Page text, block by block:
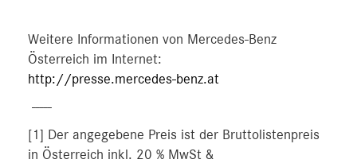
Weitere Informationen von Mercedes-Benz
Österreich im Internet:
http://presse.mercedes-benz.at
-----
[1] Der angegebene Preis ist der Bruttolistenpreis
in Österreich inkl. 20 % MwSt &